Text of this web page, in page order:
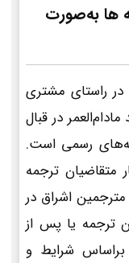
ها به‌صورت
در راستای مشتری
در قبال
رسمی است.
متقاضیان ترجمه
اشراق در
ترجمه یا پس از
براساس شرایط و